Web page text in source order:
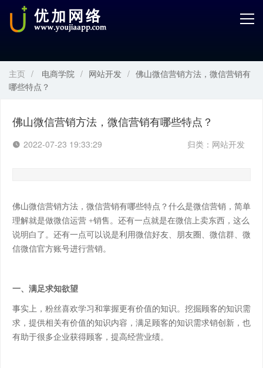
首页
开发服务
主页 / 电商学院 / 网站开发 / 佛山微信营销方法，微信营销有
哪些特点？
佛山微信营销方法，微信营销有哪些特点？
2022-07-23 19:33:29 归类： 网站开发
佛山微信营销方法，微信营销有哪些特点？什么是微信营销，简单
理解就是做微信运营 +销售。还有一点就是在微信上卖东西，这么
说明白了。还有一点可以说是利用微信好友、朋友圈、微信群、微
信微信官方账号进行营销。
一、满足求知欲望
事实上，粉丝喜欢学习和掌握更有价值的知识。挖掘顾客的知识需
求，提供相关有价值的知识内容，满足顾客的知识需求销创新，也
有助于很多企业获得顾客，提高经营业绩。